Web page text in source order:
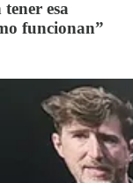
esa
funcionan”